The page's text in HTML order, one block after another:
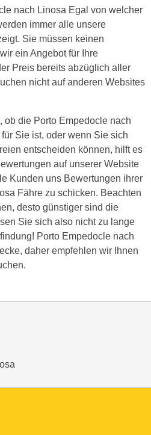
nach Linosa Egal von welcher
immer alle unsere
Sie müssen keinen
ein Angebot für Ihre
Preis bereits abzüglich aller
nicht auf anderen Websites
ob die Porto Empedocle nach
Sie ist, oder wenn Sie sich
entscheiden können, hilft es
auf unserer Website
Kunden uns Bewertungen ihrer
Fähre zu schicken. Beachten
desto günstiger sind die
Sie sich also nicht zu lange
Porto Empedocle nach
daher empfehlen wir Ihnen